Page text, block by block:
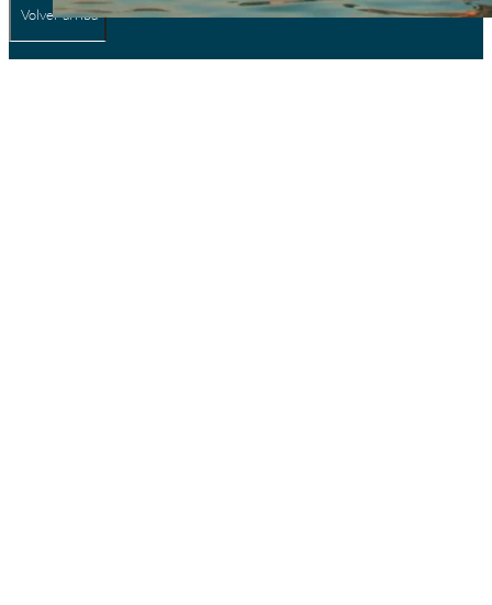
Volver arriba